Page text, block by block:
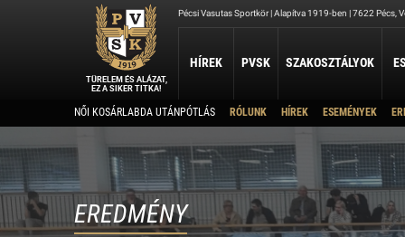
Pécsi Vasutas Sportkör | Alapítva 1919-ben | 7622 Pécs,
HÍREK PVSK
Kapcsolat
Elnökség
A PVSK aranygyűrűsei
A PVSK tiszteletbeli tagjai
Alapítványaink
SZAKOSZTÁLYOK
ATLÉTIKA
JUDO
KOSÁRLABDA
Férfi Kosárlabda
Női Kosárlabda
Férfi Kosárlabda B
TAEKWONDO
TÁJÉKOZÓDÁSI FUTÁS
NŐI KOSÁRLABDA UTÁNPÓTLÁS RÓLUNK HÍREK ESEMÉNYEK
TÜRELEM ÉS ALÁZAT,
EZ A SIKER TITKA!
EREDMÉNY